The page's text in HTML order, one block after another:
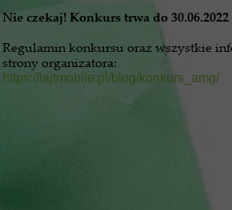
Nie czekaj! Konkurs trwa do 30.06.2022
Regulamin konkursu oraz wszystkie
strony organizatora:
https://lajtmobile.pl/blog/konkurs_amg/